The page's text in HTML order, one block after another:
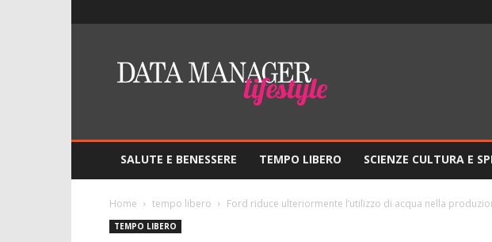
DMO
Online
SALUTE E BENESSERE
TEMPO LIBERO SCIENZE CULTURA E
Home tempo libero Ford riduce ulteriormente l’utilizzo di acqua nella
TEMPO LIBERO